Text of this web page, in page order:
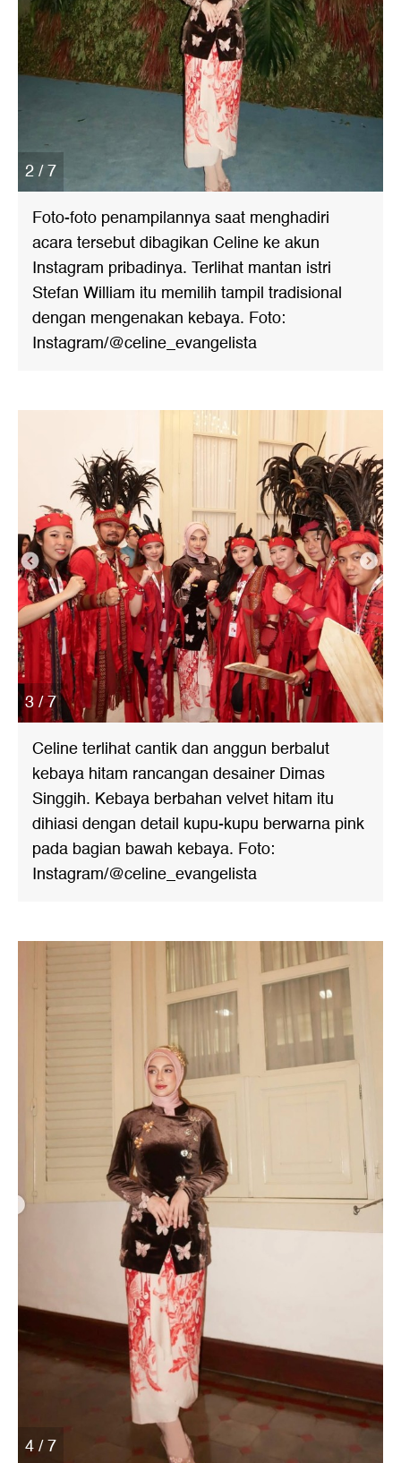
2 / 7
Foto-foto penampilannya saat menghadiri
acara tersebut dibagikan Celine ke akun
Instagram pribadinya. Terlihat mantan istri
Stefan William itu memilih tampil tradisional
dengan mengenakan kebaya. Foto:
Instagram/@celine_evangelista
3 / 7
Celine terlihat cantik dan anggun berbalut
kebaya hitam rancangan desainer Dimas
Singgih. Kebaya berbahan velvet hitam itu
dihiasi dengan detail kupu-kupu berwarna pink
pada bagian bawah kebaya. Foto:
Instagram/@celine_evangelista
4 / 7